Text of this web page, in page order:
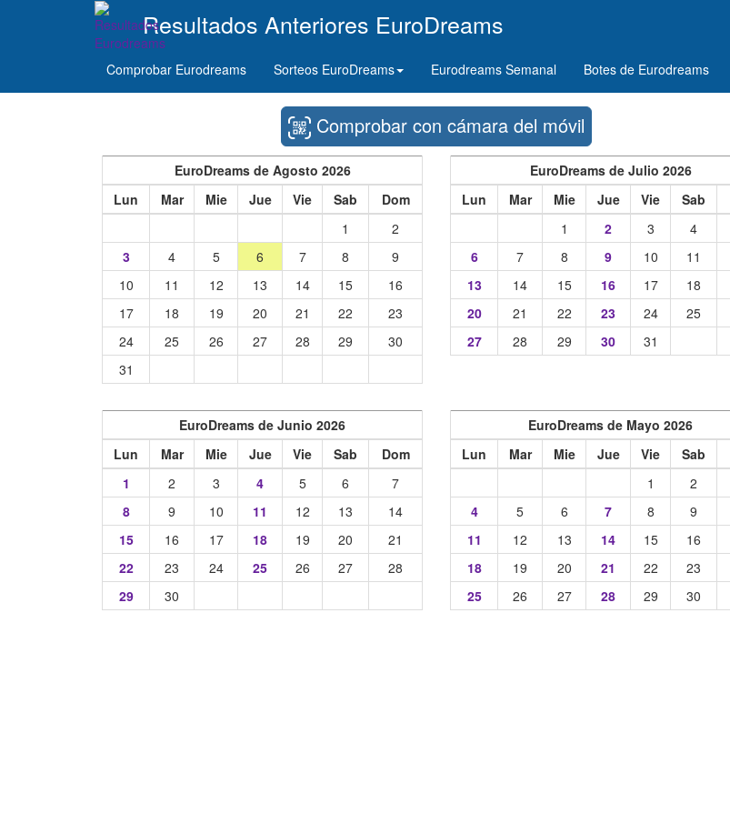
Resultados Anteriores EuroDreams
Comprobar Eurodreams Sorteos EuroDreams Eurodreams Semanal Botes de Eurodreams
Comprobar con cámara del móvil
EuroDreams de Agosto 2026
Lun
Mar Mie Jue Vie Sab
Dom
1
2
3
4 5 6 7 8
9
10
11 12 13 14 15
16
17
18 19 20 21 22
23
24
25 26 27 28 29
30
31
EuroDreams de Julio 2026
Lun
Mar Mie Jue Vie Sab
1
2 3 4
6
7 8 9 10 11
13
14 15 16 17 18
20
21 22 23 24 25
27
28 29 30 31
EuroDreams de Junio 2026
Lun
Mar Mie Jue Vie Sab
Dom
1
2 3 4 5 6
7
8
9 10 11 12 13
14
15
16 17 18 19 20
21
22
23 24 25 26 27
28
29
30
EuroDreams de Mayo 2026
Lun
Mar Mie Jue Vie Sab
1
2
4
5 6 7 8 9
11
12 13 14 15 16
18
19 20 21 22 23
25
26 27 28 29 30